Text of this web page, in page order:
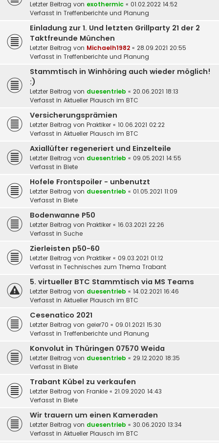
Letzter Beitrag von exothermic « 01.02.2022 14:52
Verfasst in Treffenberichte und Planung
Einladung zur 1. Und letzten Grillparty 21 der 2
Taktfreunde München
Letzter Beitrag von Michaelh1982 « 28.09.2021 20:55
Verfasst in Treffenberichte und Planung
Stammtisch in Winhöring auch wieder möglich!
:)
Letzter Beitrag von duesentrieb « 20.06.2021 18:13
Verfasst in Aktueller Plausch im BTC
Versicherungsprämien
Letzter Beitrag von Praktiker « 10.06.2021 02:22
Verfasst in Aktueller Plausch im BTC
Axiallüfter regeneriert und Einzelteile
Letzter Beitrag von duesentrieb « 09.05.2021 14:55
Verfasst in Biete
Hofele Frontspoiler - unbenutzt
Letzter Beitrag von duesentrieb « 01.05.2021 11:09
Verfasst in Biete
Bodenwanne P50
Letzter Beitrag von Praktiker « 16.03.2021 22:26
Verfasst in Suche
Zierleisten p50-60
Letzter Beitrag von Praktiker « 09.03.2021 01:12
Verfasst in Technisches zum Thema Trabant
5. virtueller BTC Stammtisch via MS Teams
Letzter Beitrag von duesentrieb « 14.02.2021 16:46
Verfasst in Aktueller Plausch im BTC
Cesenatico 2021
Letzter Beitrag von geier70 « 09.01.2021 15:30
Verfasst in Treffenberichte und Planung
Konvolut in Thüringen 07570 Weida
Letzter Beitrag von duesentrieb « 29.12.2020 18:35
Verfasst in Biete
Trabant Kübel zu verkaufen
Letzter Beitrag von Frankie « 21.09.2020 14:43
Verfasst in Biete
Wir trauern um einen Kameraden
Letzter Beitrag von duesentrieb « 30.06.2020 13:34
Verfasst in Aktueller Plausch im BTC